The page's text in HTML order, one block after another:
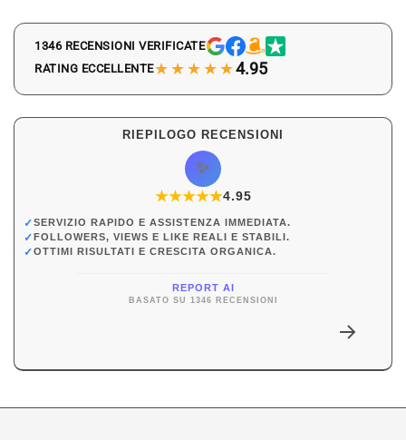
1346 RECENSIONI VERIFICATE
RATING ECCELLENTE★★★★★4.95
RIEPILOGO RECENSIONI
✨
★★★★★
★4.95
✓SERVIZIO RAPIDO E ASSISTENZA IMMEDIATA.
✓FOLLOWERS, VIEWS E LIKE REALI E STABILI.
✓OTTIMI RISULTATI E CRESCITA ORGANICA.
REPORT AI
BASATO SU 1346 RECENSIONI